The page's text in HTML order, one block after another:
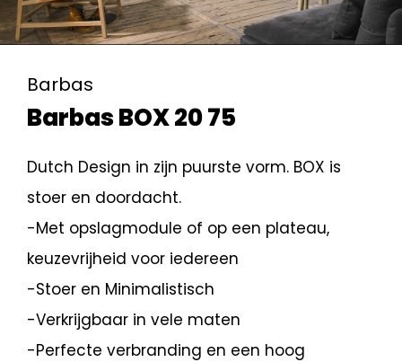
Barbas
Barbas BOX 20 75
Dutch Design in zijn puurste vorm. BOX is
stoer en doordacht.
-Met opslagmodule of op een plateau,
keuzevrijheid voor iedereen
-Stoer en Minimalistisch
-Verkrijgbaar in vele maten
-Perfecte verbranding en een hoog